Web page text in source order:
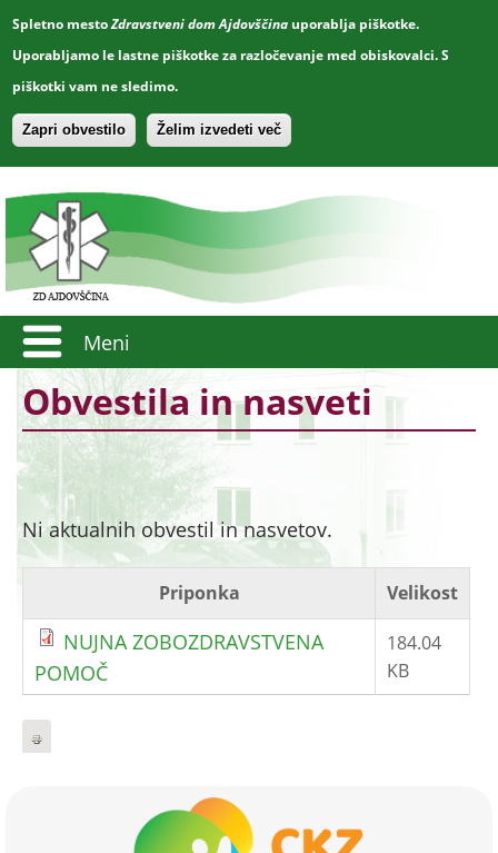
Spletno mestoZdravstveni dom Ajdovščina uporablja piškotke.
Uporabljamo le lastne piškotke za razločevanje med obiskovalci. S
piškotki vam ne sledimo.
Zapri obvestilo Želim izvedeti več
Meni
Obvestila in nasveti
Ni aktualnih obvestil in nasvetov.
Priponka Velikost
NUJNA ZOBOZDRAVSTVENA
POMOČ
184.04
KB